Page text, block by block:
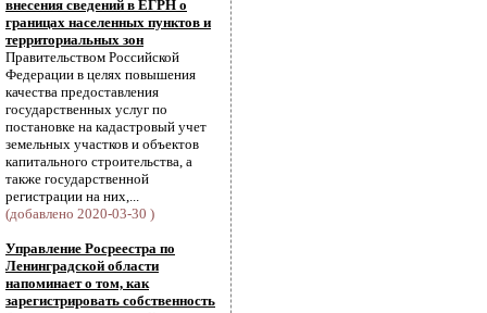
внесения сведений в ЕГРН о
границах населенных пунктов и
территориальных зон
Правительством Российской
Федерации в целях повышения
качества предоставления
государственных услуг по
постановке на кадастровый учет
земельных участков и объектов
капитального строительства, а
также государственной
регистрации на них,...
(добавлено 2020-03-30 )
Управление Росреестра по
Ленинградской области
напоминает о том, как
зарегистрировать собственность